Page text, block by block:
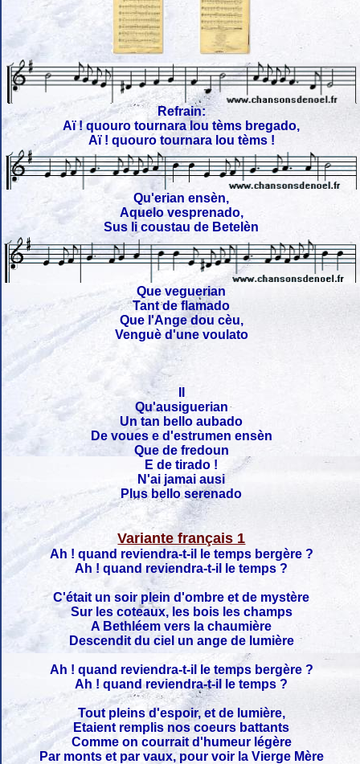
Refrain:
Aï ! quouro tournara lou tèms bregado,
Aï ! quouro tournara lou tèms !
Qu'erian ensèn,
Aquelo vesprenado,
Sus li coustau de Betelèn
Que veguerian
Tant de flamado
Que l'Ange dou cèu,
Venguè d'une voulato
Qu'ausiguerian
Un tan bello aubado
De voues e d'estrumen ensèn
Que de fredoun
E de tirado !
N'ai jamai ausi
Plus bello serenado
Variante français 1
Ah ! quand reviendra-t-il le temps bergère ?
Ah ! quand reviendra-t-il le temps ?
C'était un soir plein d'ombre et de mystère
Sur les coteaux, les bois les champs
A Bethléem vers la chaumière
Descendit du ciel un ange de lumière
Ah ! quand reviendra-t-il le temps bergère ?
Ah ! quand reviendra-t-il le temps ?
Tout pleins d'espoir, et de lumière,
Etaient remplis nos coeurs battants
Comme on courrait d'humeur légère
Par monts et par vaux, pour voir la Vierge Mère